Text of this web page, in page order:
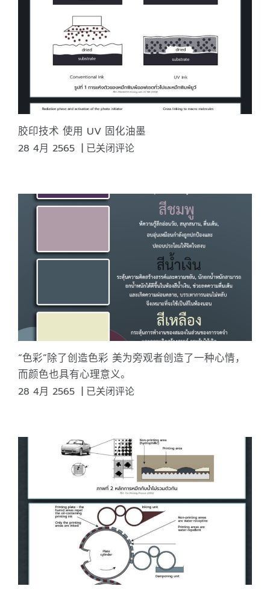
胶印技术 使用 UV 固化油墨
28 4月 2565 | 胶
术
使
固
化
已关闭评论
“色彩”除了创造色彩 美为旁观者创造了一种心情，
而颜色也具有心理意义。
28 4月 2565 | “色
创
造
美
为
旁
观
者
创
已关闭评论